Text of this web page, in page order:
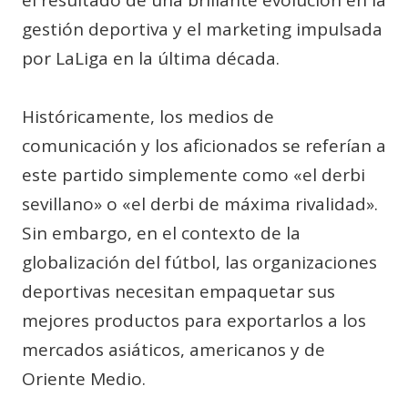
gestión deportiva y el marketing impulsada
por LaLiga en la última década.
Históricamente, los medios de
comunicación y los aficionados se referían a
este partido simplemente como «el derbi
sevillano» o «el derbi de máxima rivalidad».
Sin embargo, en el contexto de la
globalización del fútbol, las organizaciones
deportivas necesitan empaquetar sus
mejores productos para exportarlos a los
mercados asiáticos, americanos y de
Oriente Medio.